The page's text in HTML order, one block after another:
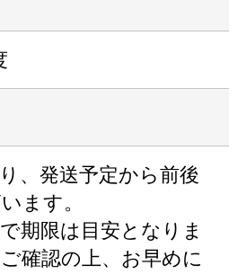
、発送予定から前後
ます。
期限は目安となりま
確認の上、お早めに